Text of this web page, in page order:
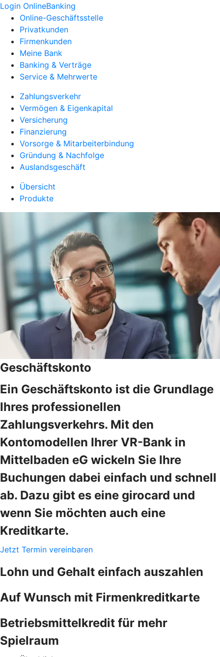
Login OnlineBanking
Online-Geschäftsstelle
Privatkunden
Firmenkunden
Meine Bank
Banking & Verträge
Service & Mehrwerte
Zahlungsverkehr
Vermögen & Eigenkapital
Versicherung
Finanzierung
Vorsorge & Mitarbeiterbindung
Gründung & Nachfolge
Auslandsgeschäft
Übersicht
Produkte
Geschäftskonto
Ein Geschäftskonto ist die Grundlage
Ihres professionellen
Zahlungsverkehrs. Mit den
Kontomodellen Ihrer VR-Bank in
Mittelbaden eG wickeln Sie Ihre
Buchungen dabei einfach und schnell
ab. Dazu gibt es eine girocard und
wenn Sie möchten auch eine
Kreditkarte.
Jetzt Termin vereinbaren
Lohn und Gehalt einfach auszahlen
Auf Wunsch mit Firmenkreditkarte
Betriebsmittelkredit für mehr
Spielraum